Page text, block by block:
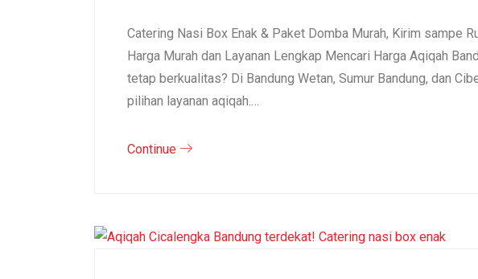
Catering Nasi Box Enak & Paket Domba Murah, Kirim sampe
Harga Murah dan Layanan Lengkap Mencari Harga Aqiqah
tetap berkualitas? Di Bandung Wetan, Sumur Bandung, dan
pilihan layanan aqiqah.…
Continue